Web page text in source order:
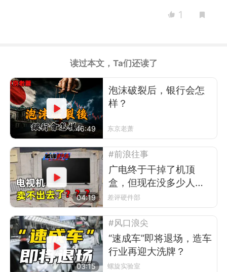
1
读过本文，Ta们还读了
46:49
泡沫破裂后，银行会怎
样？
东京老萧
04:19
#前浪往事
广电终于干掉了机顶
盒，但现在没多少人看
电视了
差评硬件部
03:15
#风口浪尖
“速成车”即将退场，造车
行业再迎大洗牌？
螺旋实验室